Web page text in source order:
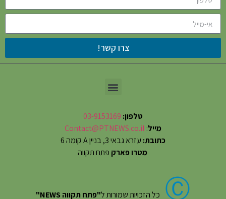
צרו קשר!
טלפון: 03-9153169
מייל:
Contact@PTNEWS.co.il
כתובת: עזרא גבאי 3, בניין A קומה 6
מטרו פארק פתח תקווה
Ⓒ כל הזכויות שמורות ל"פתח תקווה NEWS"